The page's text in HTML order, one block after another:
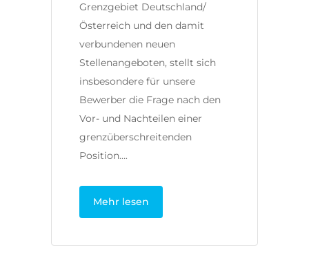
Grenzgebiet Deutschland/
Österreich und den damit
verbundenen neuen
Stellenangeboten, stellt sich
insbesondere für unsere
Bewerber die Frage nach den
Vor- und Nachteilen einer
grenzüberschreitenden
Position….
Mehr lesen